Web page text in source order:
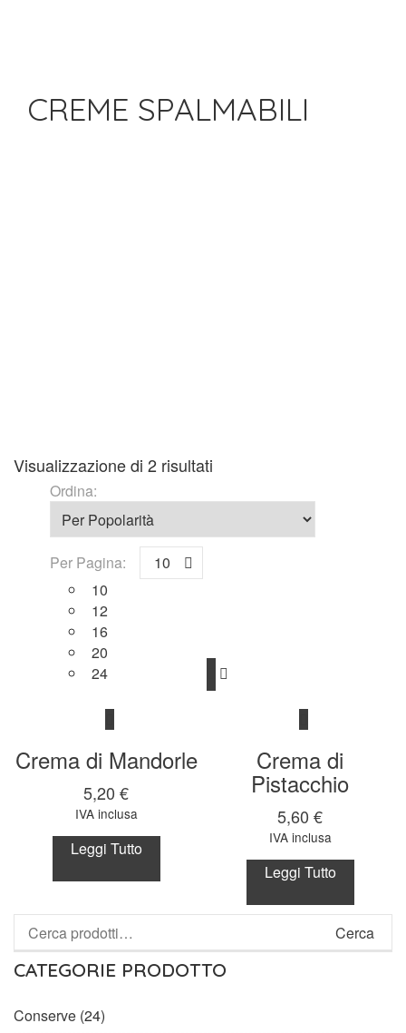
CREME SPALMABILI
Cerca
CATEGORIE PRODOTTO
Conserve (24)
Visualizzazione di 2 risultati
Ordina:
Per Pagina:
10
10
12
16
20
24
Crema di Mandorle
5,20 €
IVA inclusa
Leggi Tutto
Crema di
Pistacchio
5,60 €
IVA inclusa
Leggi Tutto